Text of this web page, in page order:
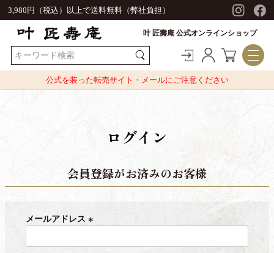
3,980円（税込）以上で送料無料（弊社負担）
叶 匠壽庵 公式オンラインショップ
公式を装った転売サイト・メールにご注意ください
ログイン
会員登録がお済みのお客様
メールアドレス
必